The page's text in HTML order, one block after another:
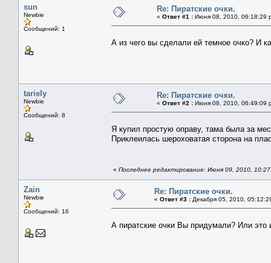
sun
Newbie
Сообщений: 1
Re: Пиратские очки.
« Ответ #1 : Июня 08, 2010, 06:18:29
А из чего вы сделали ей темное очко? И
tariely
Newbie
Сообщений: 8
Re: Пиратские очки.
« Ответ #2 : Июня 08, 2010, 06:49:09
Я купил простую оправу, тама была за
Приклеилась шероховатая сторона на
« Последнее редактирование: Июня 09, 2010,
Zain
Newbie
Сообщений: 16
Re: Пиратские очки.
« Ответ #3 : Декабря 05, 2010,
А пиратские очки Вы придумали? Или это